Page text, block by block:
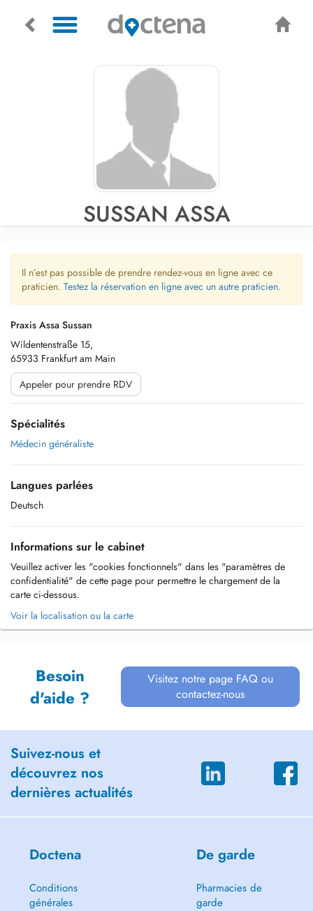
SUSSAN ASSA
Il n’est pas possible de prendre rendez-vous en ligne avec ce
praticien. Testez la réservation en ligne avec un autre praticien.
Praxis Assa Sussan
Wildentenstraße 15,
65933 Frankfurt am Main
Appeler pour prendre RDV
Spécialités
Médecin généraliste
Langues parlées
Deutsch
Informations sur le cabinet
Veuillez activer les "cookies fonctionnels" dans les "paramètres de
confidentialité" de cette page pour permettre le chargement de la
carte ci-dessous.
Voir la localisation ou la carte
Besoin
d'aide ?
Visitez notre page FAQ ou
contactez-nous
Suivez-nous et
découvrez nos
dernières actualités
Doctena
Conditions
générales
De garde
Pharmacies de
garde